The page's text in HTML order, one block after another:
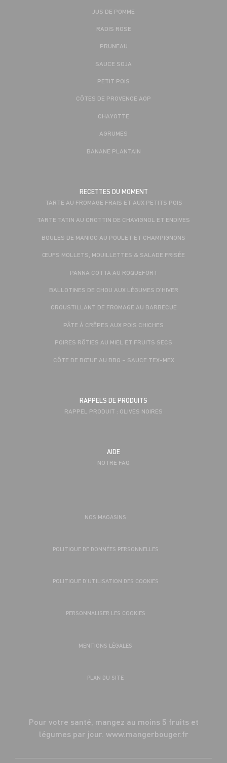
JUS DE POMME
RADIS ROSE
PRUNEAU
SAUCE SOJA
PETIT POIS
CÔTES DE PROVENCE AOP
CHAYOTTE
AGRUMES
BANANE PLANTAIN
RECETTES DU MOMENT
TARTE AU FROMAGE FRAIS ET AUX PETITS POIS
TARTE TATIN AU CROTTIN DE CHAVIGNOL ET ENDIVES
BOULES DE MANIOC AU POULET ET CHAMPIGNONS
ŒUFS MOLLETS, MOUILLETTES & SALADE FRISÉE
PANNA COTTA AU ROQUEFORT
BALLOTINES DE CHOU AUX LÉGUMES D'HIVER
CROUSTILLANT DE FROMAGE AU BARBECUE
PÂTE À CRÊPES AUX POIS CHICHES
POIRES RÔTIES AU MIEL ET FRUITS SECS
CÔTE DE BŒUF AU BBQ – SAUCE TEX-MEX
RAPPELS DE PRODUITS
RAPPEL PRODUIT : OLIVES NOIRES
AIDE
NOTRE FAQ
NOS MAGASINS
POLITIQUE DE DONNÉES PERSONNELLES
POLITIQUE D’UTILISATION DES COOKIES
PERSONNALISER LES COOKIES
MENTIONS LÉGALES
PLAN DU SITE
Pour votre santé, mangez au moins 5 fruits et
légumes par jour. www.mangerbouger.fr